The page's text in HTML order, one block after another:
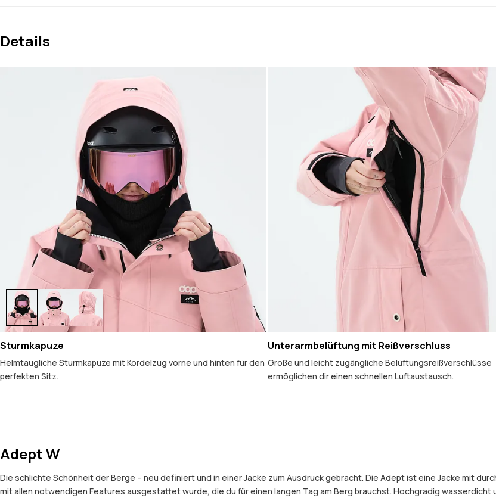
Details
Sturmkapuze
Helmtaugliche Sturmkapuze mit Kordelzug vorne und hinten für den
perfekten Sitz.
Unterarmbelüftung mit Reißverschluss
Große und leicht zugängliche Belüftungsreißverschlüsse
ermöglichen dir einen schnellen Luftaustausch.
Adept W
Die schlichte Schönheit der Berge – neu definiert und in einer Jacke zum Ausdruck gebracht. Die Adept ist eine Jacke mit
mit allen notwendigen Features ausgestattet wurde, die du für einen langen Tag am Berg brauchst. Hochgradig